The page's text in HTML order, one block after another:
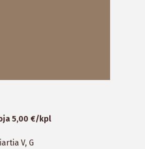
5,00 €/kpl
V, G